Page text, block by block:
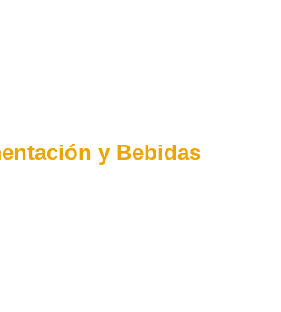
y Bebidas